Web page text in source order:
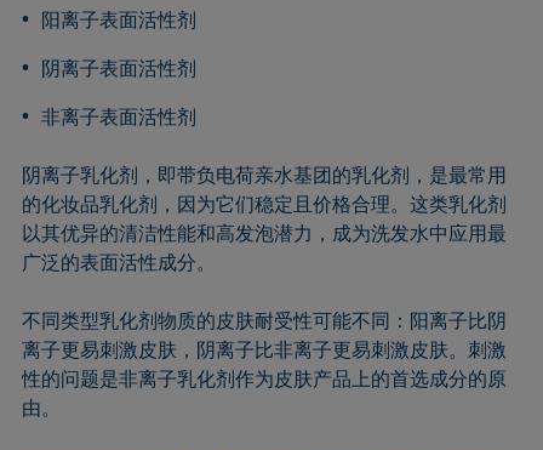
阳离子表面活性剂
阴离子表面活性剂
非离子表面活性剂
阴离子乳化剂，即带负电荷亲水基团的乳化剂，是最常用
的化妆品乳化剂，因为它们稳定且价格合理。这类乳化剂
以其优异的清洁性能和高发泡潜力，成为洗发水中应用最
广泛的表面活性成分。
不同类型乳化剂物质的皮肤耐受性可能不同：阳离子比阴
离子更易刺激皮肤，阴离子比非离子更易刺激皮肤。刺激
性的问题是非离子乳化剂作为皮肤产品上的首选成分的原
由。